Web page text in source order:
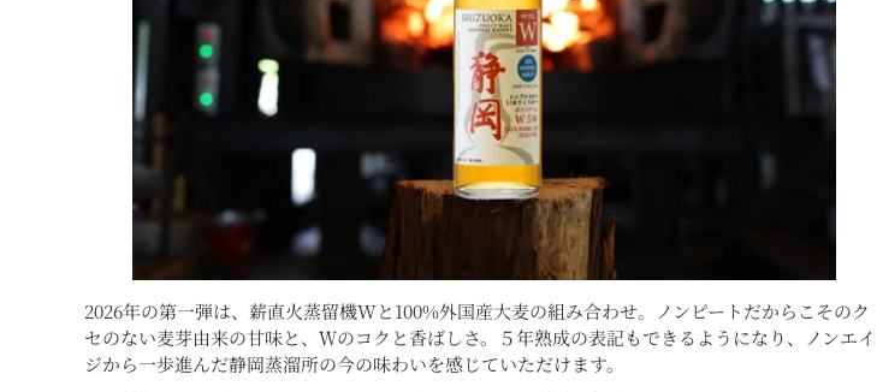
2026年の第一弾は、薪直火蒸留機Wと100%外国産大麦の組み合わせ。ノンピートだからこそのク
セのない麦芽由来の甘味と、Ｗのコクと香ばしさ。５年熟成の表記もできるようになり、ノンエイ
ジから一歩進んだ静岡蒸溜所の今の味わいを感じていただけます。